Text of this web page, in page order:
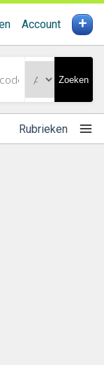
Account +
Zoeken
Rubrieken